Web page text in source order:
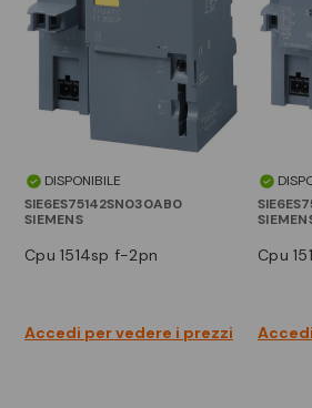
DISPONIBILE
SIE6ES75142SN030AB0
SIEMENS
cpu 1514sp f-2pn
Accedi per vedere i prezzi
cpu